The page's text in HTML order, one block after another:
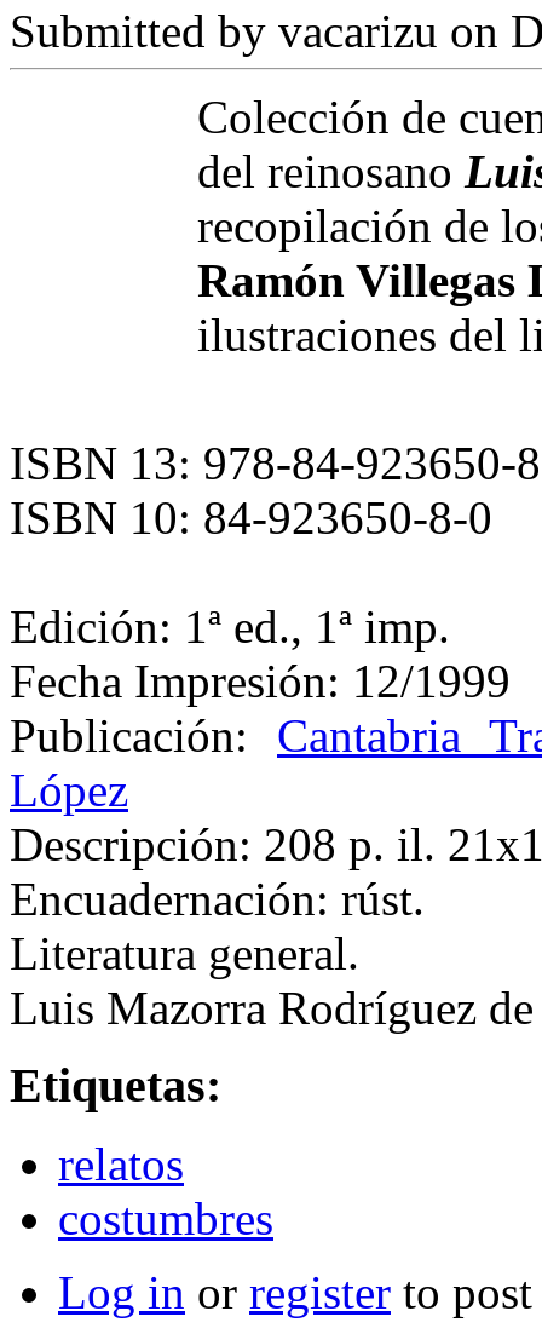
Submitted by vacarizu on
Colección de
del reinosano
recopilación de
Ramón Villegas
ilustraciones del
ISBN 13: 978-84-923650-
ISBN 10: 84-923650-8-0
Edición: 1ª ed., 1ª imp.
Fecha Impresión: 12/1999
Publicación: Cantabria
López
Descripción: 208 p. il.
Encuadernación: rúst.
Literatura general.
Luis Mazorra Rodríguez
Etiquetas:
relatos
costumbres
Log in or register to